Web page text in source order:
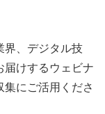
界、デジタル技
届けするウェビナ
にご活用くださ